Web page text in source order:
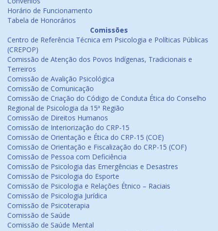
Horário de Funcionamento
Tabela de Honorários
Comissões
Centro de Referência Técnica em Psicologia e Políticas Públicas
(CREPOP)
Comissão de Atenção dos Povos Indígenas, Tradicionais e
Terreiros
Comissão de Avalição Psicológica
Comissão de Comunicação
Comissão de Criação do Código de Conduta Ética do Conselho
Regional de Psicologia da 15ª Região
Comissão de Direitos Humanos
Comissão de Interiorização do CRP-15
Comissão de Orientação e Ética do CRP-15 (COE)
Comissão de Orientação e Fiscalização do CRP-15 (COF)
Comissão de Pessoa com Deficiência
Comissão de Psicologia das Emergências e Desastres
Comissão de Psicologia do Esporte
Comissão de Psicologia e Relações Étnico – Raciais
Comissão de Psicologia Jurídica
Comissão de Psicoterapia
Comissão de Saúde
Comissão de Saúde Mental